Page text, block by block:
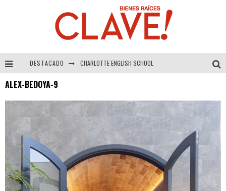
DESTACADO CHARLOTTE ENGLISH SCHOOL
Francisco Alarcón – El dilema de las empresas familiares
ALEX-BEDOYA-9